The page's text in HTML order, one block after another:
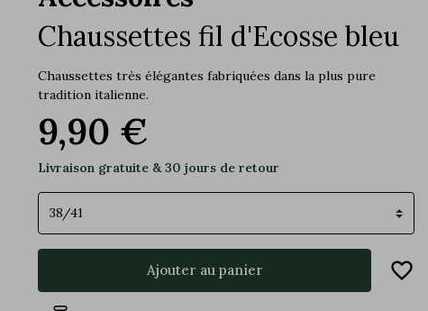
Chaussettes fil d'Ecosse bleu
Chaussettes très élégantes fabriquées dans la plus pure
tradition italienne.
9,90 €
Livraison gratuite & 30 jours de retour
Pointure
Ajouter au panier favorite_border